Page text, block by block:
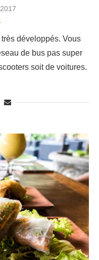
développés. Vous
de bus pas super
soit de voitures.